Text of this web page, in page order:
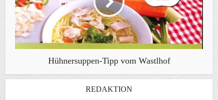
Hühnersuppen-Tipp vom Wastlhof
REDAKTION